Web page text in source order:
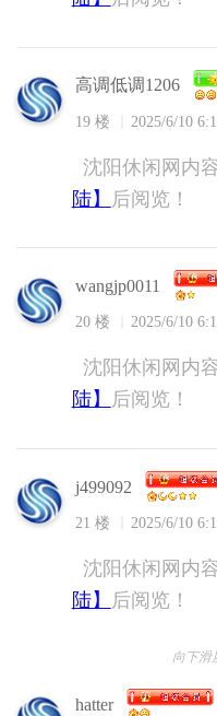
高调低调1206
19 楼 2025/6/10
沈阳休闲网内
陆】
后阅览！
wangjp0011
20 楼 2025/6/10
沈阳休闲网内
陆】
后阅览！
j499092
21 楼 2025/6/10
沈阳休闲网内
陆】
后阅览！
向下滑
hatter